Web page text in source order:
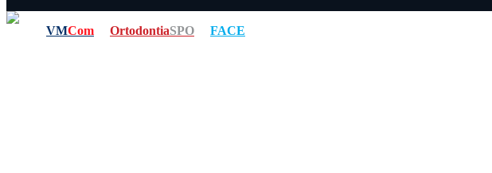
VMCom OrtodontiaSPO FACE